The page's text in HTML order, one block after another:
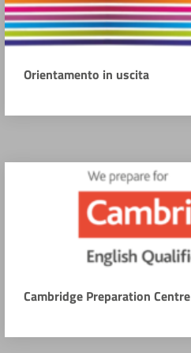
Orientamento in uscita
Cambridge Preparation Centre